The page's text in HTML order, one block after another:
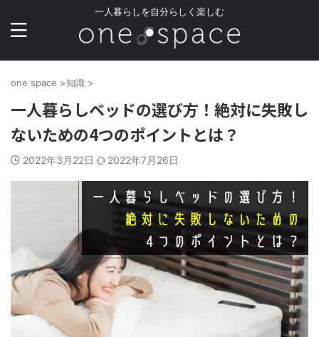
一人暮らしを自分らしく楽しむ
one space >知識 >
一人暮らしベッドの選び方！絶対に失敗し
ないための4つのポイントとは？
2022年3月22日 2022年7月26日